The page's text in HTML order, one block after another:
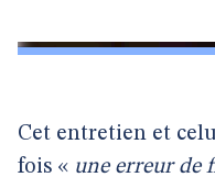
Cet entretien et
fois « une erreur de